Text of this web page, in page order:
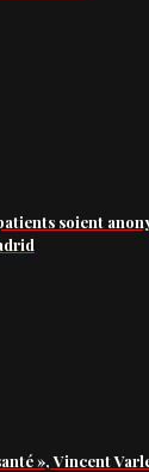
soient
», Vincent